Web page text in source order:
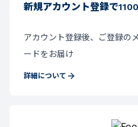
新規アカウント登録で
アカウント登録後、ご登録の
ードをお届け
詳細について